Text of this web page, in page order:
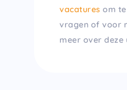
vacatures om
vragen of voor
meer over deze